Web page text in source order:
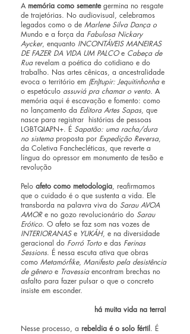
A memória como sementegermina no resgate
de trajetórias. No audiovisual, celebramos
legados como o de Marlene Silva Dança o
Mundo e a força da Fabulosa Nickary
Aycker, enquanto INCONTÁVEIS MANEIRAS
DE FAZER DA VIDA UM PALCOe Cabeça de
Ruarevelam a poética do cotidiano e do
trabalho. Nas artes cênicas, a ancestralidade
evoca o território em (En)tupir: Jequitinhonhae
o espetáculo assuviá pra chamar o vento. A
memória aqui é escavação e fomento: como
no lançamento da Editora Artes Sapas, que
nasce para registrar histórias de pessoas
LGBTQIAPN+. É Sapatão: uma racha/dura
no sistemaproposta por Expedição Reversa,
da Coletiva Fanchecléticas, que reverte a
língua do opressor em monumento de tesão e
revolução
Pelo afeto como metodologia, reafirmamos
que o cuidado é o que sustenta a vida. Ele
transborda na palavra viva do Sarau AVOA
AMORe no gozo revolucionário do Sarau
Erótico. O afeto se faz som nas vozes de
INTERIORANASe YUKÁH, e na diversidade
geracional do Forró Torto e das Ferinas
Sessions. É nessa escuta ativa que obras
como Metamórfike, Manifesto pela desistência
de gênero e Travessiaencontram brechas no
asfalto para fazer pulsar o que o concreto
insiste em esconder.
há muita vida na terra!
Nesse processo, a rebeldia é o solo fértil. É